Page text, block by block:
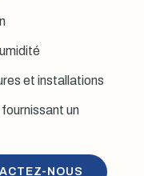
et installations
un
NOUS